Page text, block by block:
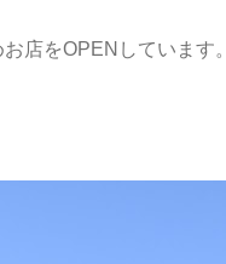
店をOPENしています。